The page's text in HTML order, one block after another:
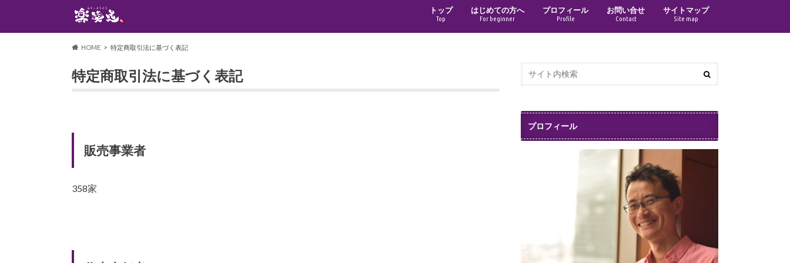
トップ
Top
はじめての方へ
For beginner
プロフィール
Profile
お問い合せ
Contact
サイトマップ
Site map
HOME 特定商取引法に基づく表記
特定商取引法に基づく表記
販売事業者
358家
プロフィール